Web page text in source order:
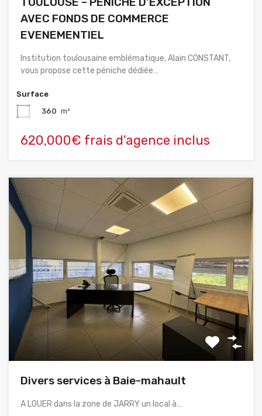
AVEC FONDS DE COMMERCE
EVENEMENTIEL
Institution toulousaine emblématique, Alain CONSTANT,
vous propose cette péniche dédiée…
Surface
360 m²
620,000€ frais d'agence inclus
Divers services à Baie-mahault
A LOUER dans la zone de JARRY un local à…